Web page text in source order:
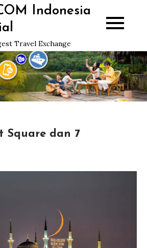
Indonesia
Travel Exchange
Square dan 7